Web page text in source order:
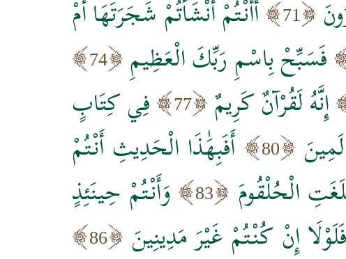
71
أَأَنْتُمْ أَنْشَأْتُمْ شَجَرَتَهَا أَمْ
فَسَبِّحْ بِاسْمِ رَبِّكَ الْعَظِيمِ 74
إِنَّهُ لَقُرْآنٌ كَرِيمٌ 77
فِي كِتَابٍ
80
أَفَبِهَٰذَا الْحَدِيثِ أَنْتُمْ
الْحُلْقُومَ 83
وَأَنْتُمْ حِينَئِذٍ
فَلَوْلَا إِنْ كُنْتُمْ غَيْرَ مَدِينِينَ 86